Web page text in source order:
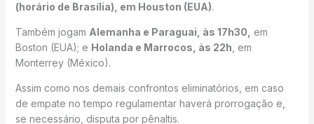
(horário de Brasília), em Houston (EUA).
Também jogam Alemanha e Paraguai, às 17h30,
em
Boston (EUA); e Holanda e Marrocos, às 22h , em
Monterrey (México).
Assim como nos demais confrontos eliminatórios, em caso
de empate no tempo regulamentar haverá prorrogação e,
se necessário, disputa por pênaltis.